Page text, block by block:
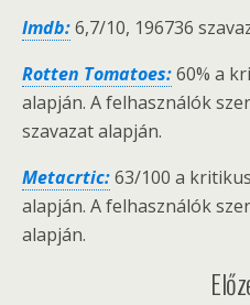
Imdb:6,7/10, 196736
Rotten Tomatoes:60% a
alapján. A felhasználók
szavazat alapján.
Metacrtic:63/100 a
alapján. A felhasználók
alapján.